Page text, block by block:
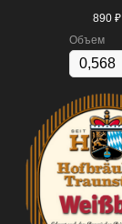
890 ₽
Объем